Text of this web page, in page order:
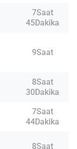
7Saat
45Dakika
9Saat
8Saat
30Dakika
7Saat
44Dakika
8Saat